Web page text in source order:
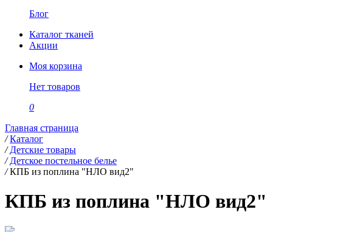
Блог
Каталог тканей
Акции
Моя корзина
Нет товаров
0
Главная страница
/ Каталог
/ Детские товары
/ Детское постельное белье
/ КПБ из поплина "НЛО вид2"
КПБ из поплина "НЛО вид2"